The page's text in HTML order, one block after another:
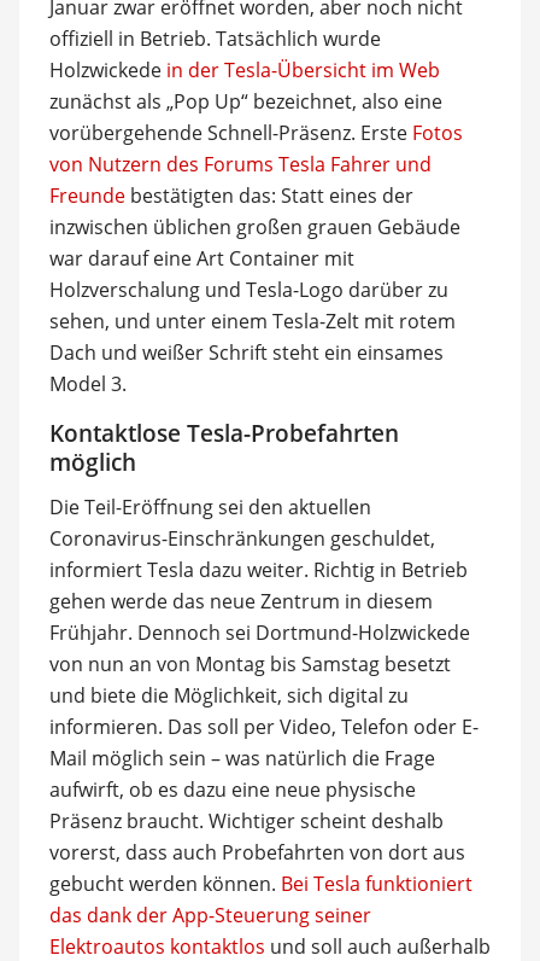
Januar zwar eröffnet worden, aber noch nicht
offiziell in Betrieb. Tatsächlich wurde
Holzwickede in der Tesla-Übersicht im Web
zunächst als „Pop Up“ bezeichnet, also eine
vorübergehende Schnell-Präsenz. Erste Fotos
von Nutzern des Forums Tesla Fahrer und
Freundebestätigten das: Statt eines der
inzwischen üblichen großen grauen Gebäude
war darauf eine Art Container mit
Holzverschalung und Tesla-Logo darüber zu
sehen, und unter einem Tesla-Zelt mit rotem
Dach und weißer Schrift steht ein einsames
Model 3.
Kontaktlose Tesla-Probefahrten
möglich
Die Teil-Eröffnung sei den aktuellen
Coronavirus-Einschränkungen geschuldet,
informiert Tesla dazu weiter. Richtig in Betrieb
gehen werde das neue Zentrum in diesem
Frühjahr. Dennoch sei Dortmund-Holzwickede
von nun an von Montag bis Samstag besetzt
und biete die Möglichkeit, sich digital zu
informieren. Das soll per Video, Telefon oder E-
Mail möglich sein – was natürlich die Frage
aufwirft, ob es dazu eine neue physische
Präsenz braucht. Wichtiger scheint deshalb
vorerst, dass auch Probefahrten von dort aus
gebucht werden können. Bei Tesla funktioniert
das dank der App-Steuerung seiner
Elektroautos kontaktlos und soll auch außerhalb